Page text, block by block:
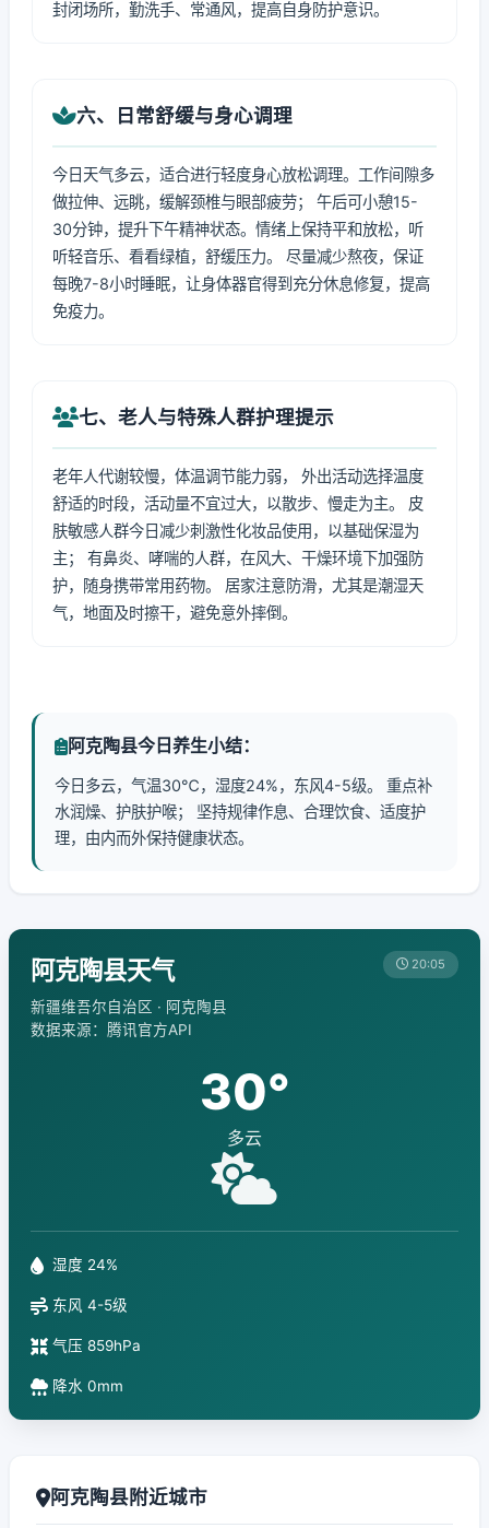
封闭场所，勤洗手、常通风，提高自身防护意识。
六、日常舒缓与身心调理
今日天气多云，适合进行轻度身心放松调理。工作间隙多
做拉伸、远眺，缓解颈椎与眼部疲劳； 午后可小憩15-
30分钟，提升下午精神状态。情绪上保持平和放松，听
听轻音乐、看看绿植，舒缓压力。 尽量减少熬夜，保证
每晚7-8小时睡眠，让身体器官得到充分休息修复，提高
免疫力。
七、老人与特殊人群护理提示
老年人代谢较慢，体温调节能力弱， 外出活动选择温度
舒适的时段，活动量不宜过大，以散步、慢走为主。 皮
肤敏感人群今日减少刺激性化妆品使用，以基础保湿为
主； 有鼻炎、哮喘的人群，在风大、干燥环境下加强防
护，随身携带常用药物。 居家注意防滑，尤其是潮湿天
气，地面及时擦干，避免意外摔倒。
阿克陶县今日养生小结：
今日多云，气温30℃，湿度24%，东风4-5级。 重点补
水润燥、护肤护喉； 坚持规律作息、合理饮食、适度护
理，由内而外保持健康状态。
阿克陶县天气
新疆维吾尔自治区 · 阿克陶县
数据来源：腾讯官方API
20:05
30°
多云
湿度 24%
东风 4-5级
气压 859hPa
降水 0mm
阿克陶县附近城市